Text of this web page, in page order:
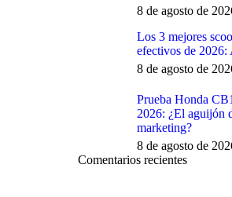
8 de agosto de
Los 3 mejores
efectivos de
8 de agosto de
Prueba Honda
2026: ¿El aguijón
marketing?
8 de agosto de
Comentarios recientes